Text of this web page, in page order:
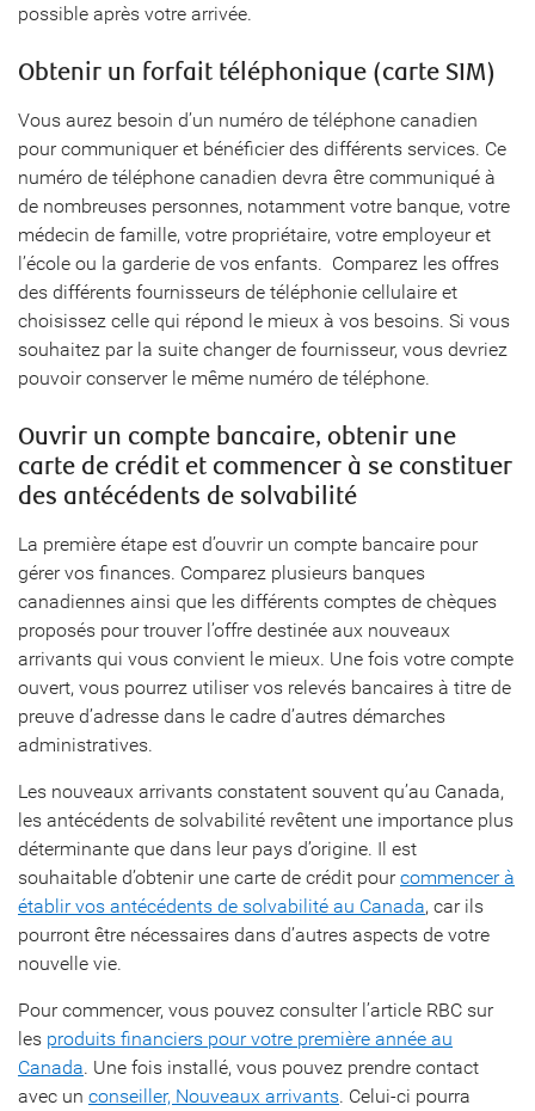
possible après votre arrivée.
Obtenir un forfait téléphonique (carte SIM)
Vous aurez besoin d’un numéro de téléphone canadien
pour communiquer et bénéficier des différents services. Ce
numéro de téléphone canadien devra être communiqué à
de nombreuses personnes, notamment votre banque, votre
médecin de famille, votre propriétaire, votre employeur et
l’école ou la garderie de vos enfants. Comparez les offres
des différents fournisseurs de téléphonie cellulaire et
choisissez celle qui répond le mieux à vos besoins. Si vous
souhaitez par la suite changer de fournisseur, vous devriez
pouvoir conserver le même numéro de téléphone.
Ouvrir un compte bancaire, obtenir une
carte de crédit et commencer à se constituer
des antécédents de solvabilité
La première étape est d’ouvrir un compte bancaire pour
gérer vos finances. Comparez plusieurs banques
canadiennes ainsi que les différents comptes de chèques
proposés pour trouver l’offre destinée aux nouveaux
arrivants qui vous convient le mieux. Une fois votre compte
ouvert, vous pourrez utiliser vos relevés bancaires à titre de
preuve d’adresse dans le cadre d’autres démarches
administratives.
Les nouveaux arrivants constatent souvent qu’au Canada,
les antécédents de solvabilité revêtent une importance plus
déterminante que dans leur pays d’origine. Il est
souhaitable d’obtenir une carte de crédit pourcommencer à
établir vos antécédents de solvabilité au Canada, car ils
pourront être nécessaires dans d’autres aspects de votre
nouvelle vie.
Pour commencer, vous pouvez consulter l’article RBC sur
les produits financiers pour votre première année au
Canada. Une fois installé, vous pouvez prendre contact
avec un conseiller, Nouveaux arrivants. Celui-ci pourra